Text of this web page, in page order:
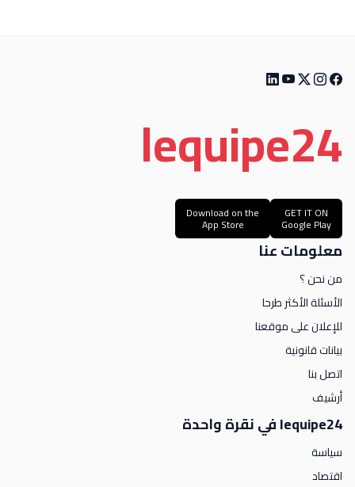
lequipe24
GET IT ON
Google Play
Download on the
App Store
معلومات عنا
من نحن ؟
الأسئلة الأكثر طرحا
للإعلان على موقعنا
بيانات قانونية
اتصل بنا
أرشيف
lequipe24 في نقرة واحدة
سياسة
اقتصاد